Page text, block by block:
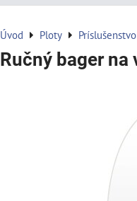
Úvod Ploty Príslušenstvo
Ručný bager na